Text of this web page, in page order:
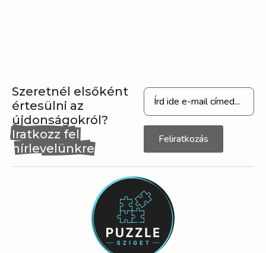
Szeretnél elsőként
értesülni az
újdonságokról?
Iratkozz fel
hírlevelünkre
Feliratkozás